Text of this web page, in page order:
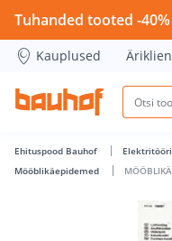
MÖÖBLIKÄEPIDE
Tuhanded tooted -40%
Kauplused
Ehituspood Bauhof
Mööblikäepidemed